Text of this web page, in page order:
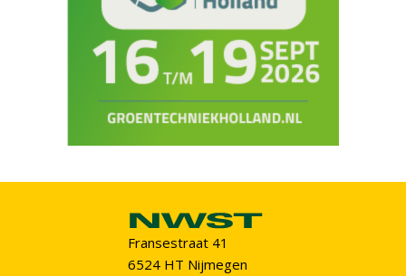
Fransestraat 41
6524 HT Nijmegen